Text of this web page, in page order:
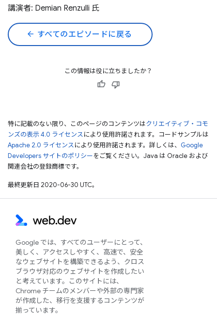
講演者: Demian Renzulli 氏
arrow_back すべてのエピソードに戻る
この情報は役に立ちましたか？
特に記載のない限り、このページのコンテンツはクリエイティブ・コモ
ンズの表示 4.0 ライセンスにより使用許諾されます。コードサンプルは
Apache 2.0 ライセンスにより使用許諾されます。詳しくは、 Google
Developers サイトのポリシーをご覧ください。Java は Oracle および
関連会社の登録商標です。
最終更新日 2020-06-30 UTC。
Google では、すべてのユーザーにとって、
美しく、アクセスしやすく、高速で、安全
なウェブサイトを構築できるよう、クロス
ブラウザ対応のウェブサイトを作成したい
と考えています。このサイトには、
Chrome チームのメンバーや外部の専門家
が作成した、移行を支援するコンテンツが
揃っています。